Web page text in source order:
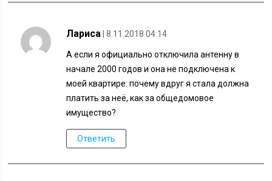
Лариса | 8.11.2018 04:14
А если я официально отключила антенну в
начале 2000 годов и она не подключена к
моей квартире: почему вдруг я стала должна
платить за неё, как за общедомовое
имущество?
Ответить